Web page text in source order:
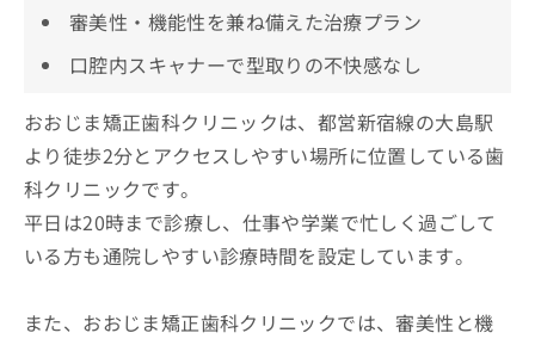
審美性・機能性を兼ね備えた治療プラン
口腔内スキャナーで型取りの不快感なし
おおじま矯正歯科クリニックは、都営新宿線の大島駅
より徒歩2分とアクセスしやすい場所に位置している歯
科クリニックです。
平日は20時まで診療し、仕事や学業で忙しく過ごして
いる方も通院しやすい診療時間を設定しています。
また、おおじま矯正歯科クリニックでは、審美性と機